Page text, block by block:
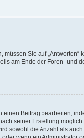
Sie auf „Antworten“
am Ende der Foren- und
einen Beitrag bearbeiten,
seiner Erstellung
sowohl die Anzahl als auch